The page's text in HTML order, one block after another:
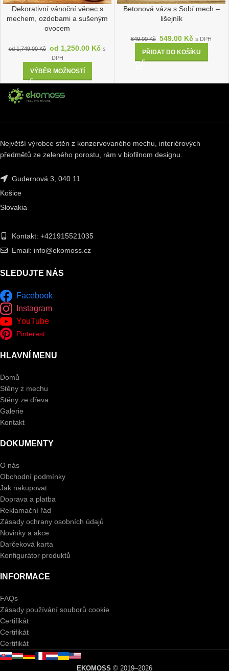
Dekorativní vánoční věnec s
mechem, ozdobami a sušeným
ovocem
od1,749.00Kč od 1,250.00 Kč s
DPH
VÝBĚR MOŽNOSTÍ
Betonová váza s Sobí mech –
lišejník
649.00Kč 549.00 Kč s DPH
PŘIDAT DO KOŠÍKU
Největší výrobce stěn z konzervovaného mechu, interiérových
předmětů ze zeleného porostu, rám v biofilnom designu.
Gudernová 3, 040 11
Košice
Slovakia
Kontakt: +421915521035
Email: info@ekomoss.cz
SLEDUJTE NÁS
Facebook
Instagram
YouTube
Pinterest
HLAVNÍ MENU
Domů
Stěny z mechu
Stěny ze dřeva
Galerie
Kontakt
DOKUMENTY
O nás
Obchodní podmínky
Jak nakupovat
Doprava a platba
Reklamační řád
Zásady ochrany osobních údajů
Novinky a akce
Darčeková karta
Konfigurátor produktů
INFORMACE
FAQs
Zásady používání souborů cookie
Certifikát
Certifikát
Certifikát
EKOMOSS © 2019–2026